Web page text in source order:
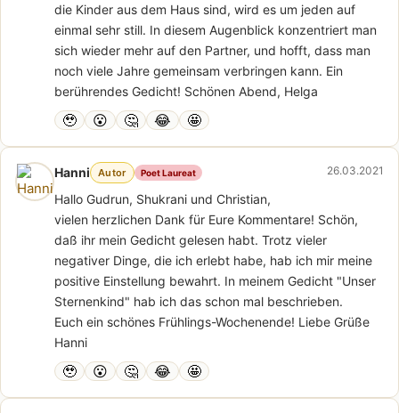
die Kinder aus dem Haus sind, wird es um jeden auf
einmal sehr still. In diesem Augenblick konzentriert man
sich wieder mehr auf den Partner, und hofft, dass man
noch viele Jahre gemeinsam verbringen kann. Ein
berührendes Gedicht! Schönen Abend, Helga
🥹 😮 🤔 😂 🤩
Hanni Autor Poet Laureat 26.03.2021
Hallo Gudrun, Shukrani und Christian,
vielen herzlichen Dank für Eure Kommentare! Schön,
daß ihr mein Gedicht gelesen habt. Trotz vieler
negativer Dinge, die ich erlebt habe, hab ich mir meine
positive Einstellung bewahrt. In meinem Gedicht "Unser
Sternenkind" hab ich das schon mal beschrieben.
Euch ein schönes Frühlings-Wochenende! Liebe Grüße
Hanni
🥹 😮 🤔 😂 🤩